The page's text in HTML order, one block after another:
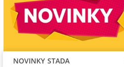
NOVINKY STADA